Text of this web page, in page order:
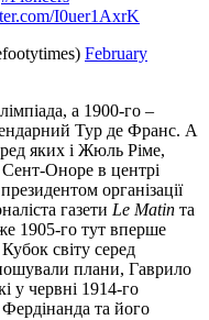
I0uer1AxrK
February
а 1900-го –
Тур де Франс. А
яких і Жюль Ріме,
Сент-Оноре в центрі
організації
газети Le Matin та
1905-го тут вперше
світу серед
плани, Гаврило
у червні 1914-го
Фердінанда та його